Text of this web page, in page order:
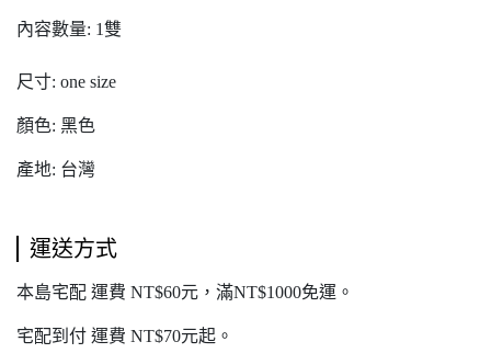
內容數量: 1雙
尺寸: one size
顏色: 黑色
產地: 台灣
運送方式
本島宅配 運費 NT$60元，滿NT$1000免運。
宅配到付 運費 NT$70元起。